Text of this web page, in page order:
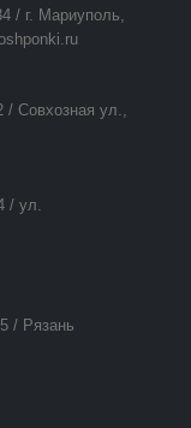
/ г. Мариуполь,
/ Совхозная ул.,
/ ул.
/ Рязань